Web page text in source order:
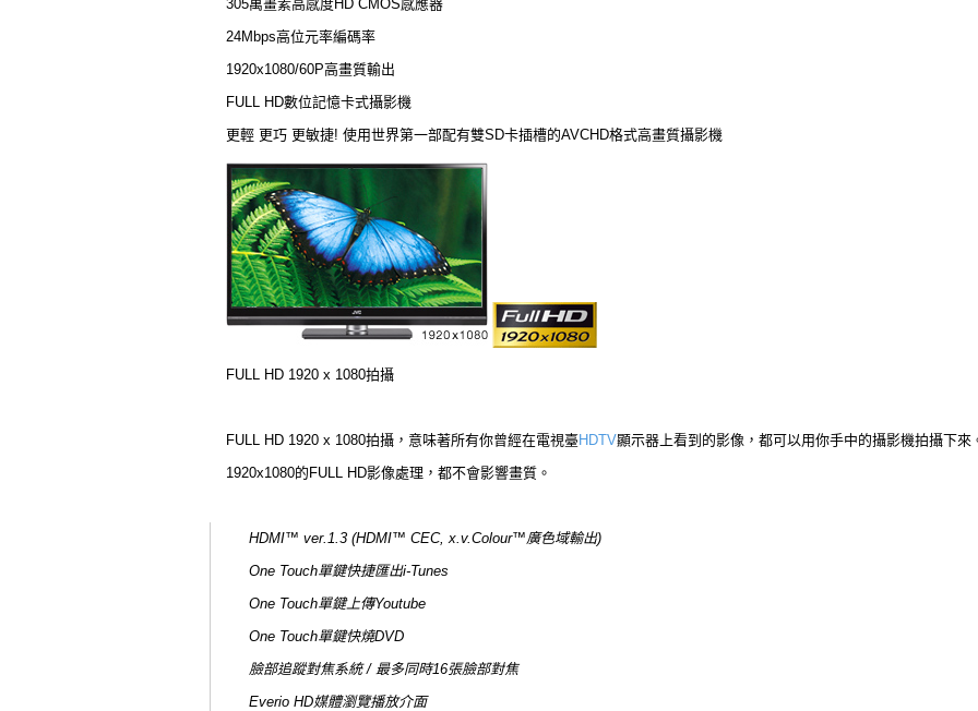
305萬畫素高感度HD CMOS感應器
24Mbps高位元率編碼率
1920x1080/60P高畫質輸出
FULL HD數位記憶卡式攝影機
更輕 更巧 更敏捷! 使用世界第一部配有雙SD卡插槽的AVCHD格式高畫質攝影機
FULL HD 1920 x 1080拍攝
FULL HD 1920 x 1080拍攝，意味著所有你曾經在電視臺HDTV顯示器上看到的影像，都可以用你手中的攝影機拍攝下
1920x1080的FULL HD影像處理，都不會影響畫質。
HDMI™ ver.1.3 (HDMI™ CEC, x.v.Colour™廣色域輸出)
One Touch單鍵快捷匯出i-Tunes
One Touch單鍵上傳Youtube
One Touch單鍵快燒DVD
臉部追蹤對焦系統 / 最多同時16張臉部對焦
Everio HD媒體瀏覽播放介面